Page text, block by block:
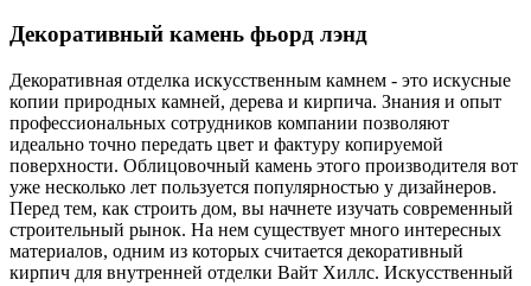
Декоративный камень фьорд лэнд
Декоративная отделка искусственным камнем - это искусные
копии природных камней, дерева и кирпича. Знания и опыт
профессиональных сотрудников компании позволяют
идеально точно передать цвет и фактуру копируемой
поверхности. Облицовочный камень этого производителя вот
уже несколько лет пользуется популярностью у дизайнеров.
Перед тем, как строить дом, вы начнете изучать современный
строительный рынок. На нем существует много интересных
материалов, одним из которых считается декоративный
кирпич для внутренней отделки Вайт Хиллс. Искусственный